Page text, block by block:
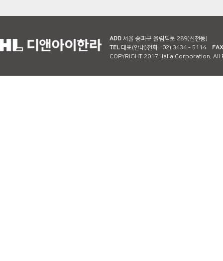
ADD 서울 송파구 올림픽로 289(신천동)
TEL대표(안내)전화 : 02) 3434 - 5114 FAX
COPYRIGHT 2017 Halla Corporation. All